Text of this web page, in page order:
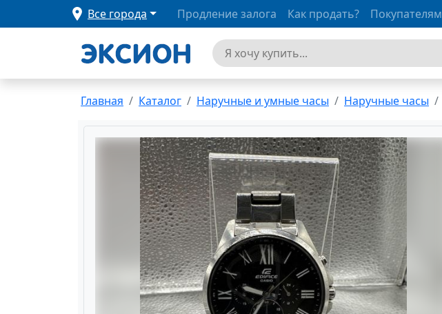
Все города Продление залога Как продать? Покупателям
Главная Каталог Наручные и умные часы Наручные часы